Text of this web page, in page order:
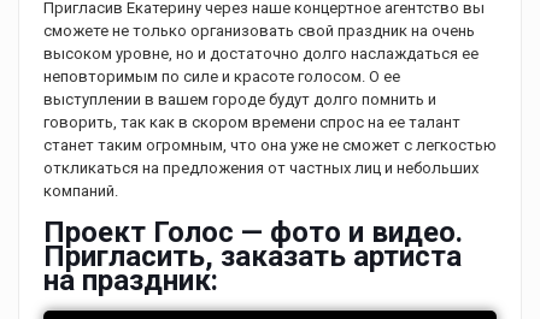
Пригласив Екатерину через наше концертное агентство вы
сможете не только организовать свой праздник на очень
высоком уровне, но и достаточно долго наслаждаться ее
неповторимым по силе и красоте голосом. О ее
выступлении в вашем городе будут долго помнить и
говорить, так как в скором времени спрос на ее талант
станет таким огромным, что она уже не сможет с легкостью
откликаться на предложения от частных лиц и небольших
компаний.
Проект Голос — фото и видео.
Пригласить, заказать артиста
на праздник: